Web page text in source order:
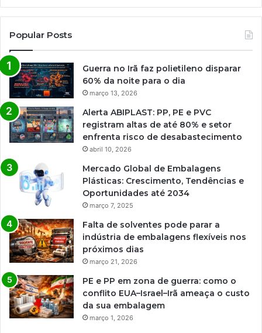
Popular Posts
Guerra no Irã faz polietileno disparar
60% da noite para o dia
março 13, 2026
Alerta ABIPLAST: PP, PE e PVC
registram altas de até 80% e setor
enfrenta risco de desabastecimento
abril 10, 2026
Mercado Global de Embalagens
Plásticas: Crescimento, Tendências e
Oportunidades até 2034
março 7, 2025
Falta de solventes pode parar a
indústria de embalagens flexíveis nos
próximos dias
março 21, 2026
PE e PP em zona de guerra: como o
conflito EUA–Israel–Irã ameaça o custo
da sua embalagem
março 1, 2026